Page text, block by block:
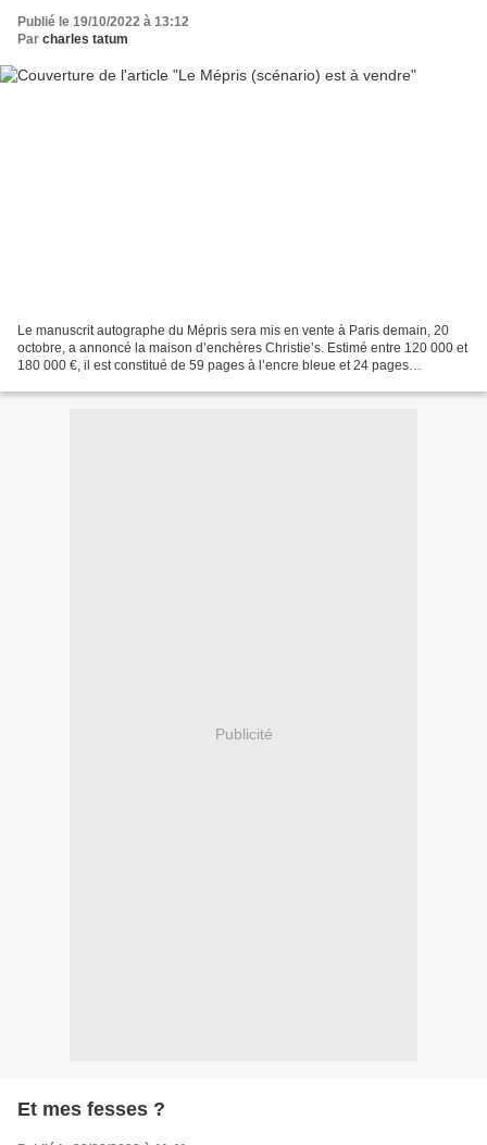
Publié le 19/10/2022 à 13:12
Par charles tatum
Le manuscrit autographe du Mépris sera mis en vente à Paris demain, 20
octobre, a annoncé la maison d’enchères Christie’s. Estimé entre 120 000 et
180 000 €, il est constitué de 59 pages à l’encre bleue et 24 pages
Publicité
Et mes fesses ?